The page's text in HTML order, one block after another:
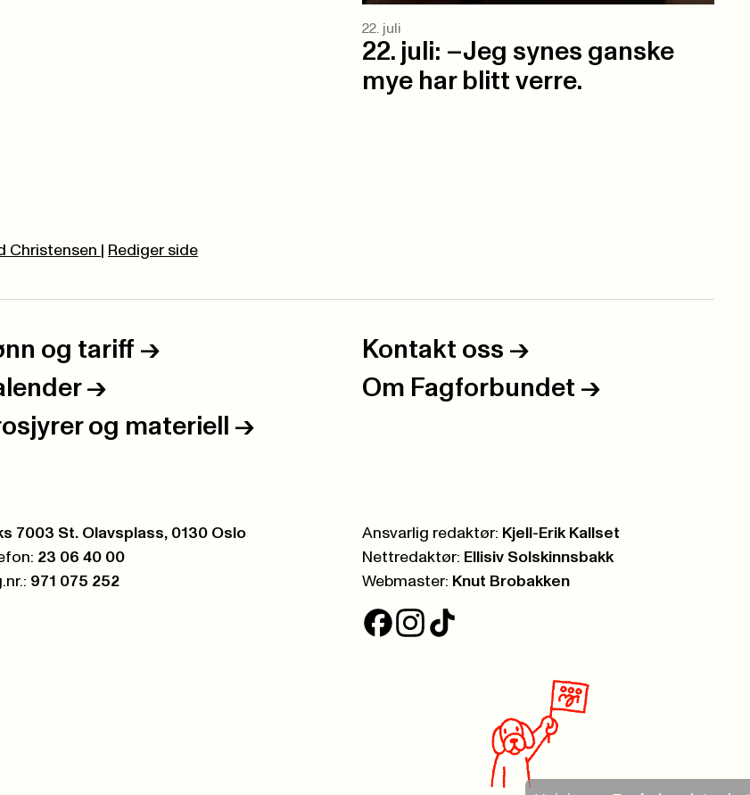
22. juli
22. juli: –Jeg synes ganske
mye har blitt verre.
Christensen Rediger side
og tariff -> Kontakt oss ->
-> Om Fagforbundet ->
og materiell ->
7003 St. Olavsplass, 0130 Oslo
23 06 40 00
971 075 252
Ansvarlig redaktør: Kjell-Erik Kallset
Nettredaktør: Ellisiv Solskinnsbakk
Webmaster: Knut Brobakken